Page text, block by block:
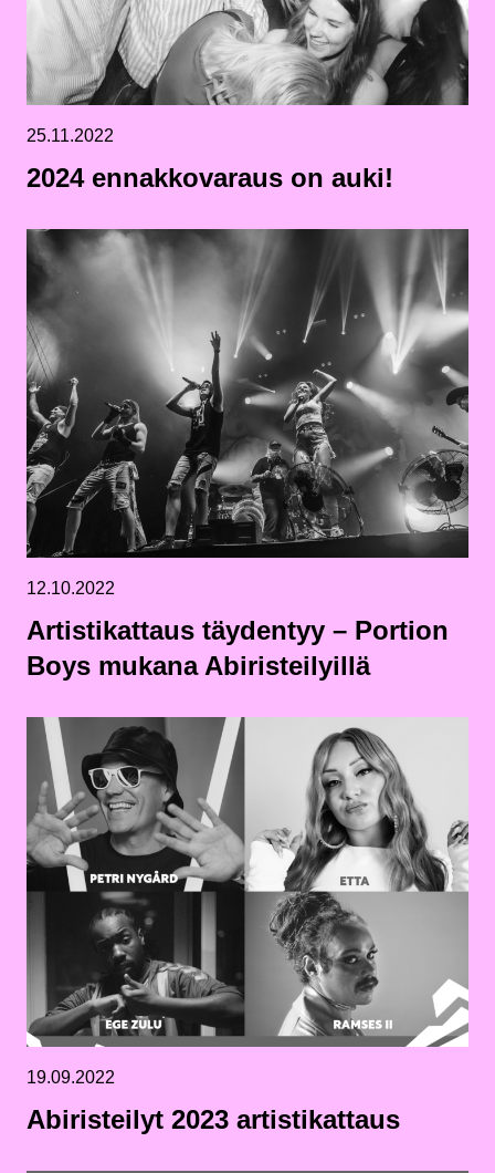
25.11.2022
2024 ennakkovaraus on auki!
12.10.2022
Artistikattaus täydentyy – Portion
Boys mukana Abiristeilyillä
19.09.2022
Abiristeilyt 2023 artistikattaus